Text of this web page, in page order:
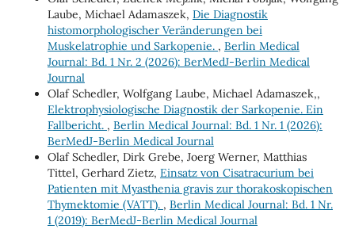
Laube, Michael Adamaszek, Die Diagnostik
histomorphologischer Veränderungen bei
Muskelatrophie und Sarkopenie. , Berlin Medical
Journal: Bd. 1 Nr. 2 (2026): BerMedJ-Berlin Medical
Journal
Olaf Schedler, Wolfgang Laube, Michael Adamaszek,,
Elektrophysiologische Diagnostik der Sarkopenie. Ein
Fallbericht. , Berlin Medical Journal: Bd. 1 Nr. 1 (2026):
BerMedJ-Berlin Medical Journal
Olaf Schedler, Dirk Grebe, Joerg Werner, Matthias
Tittel, Gerhard Zietz, Einsatz von Cisatracurium bei
Patienten mit Myasthenia gravis zur thorakoskopischen
Thymektomie (VATT). , Berlin Medical Journal: Bd. 1 Nr.
1 (2019): BerMedJ-Berlin Medical Journal